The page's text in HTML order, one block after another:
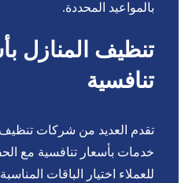
بالمواعيد المحددة.
تنظيف المنازل
تنافسية
تقدم العديد من شركات
خدمات بأسعار تنافسية مع
للعملاء اختيار الباقات